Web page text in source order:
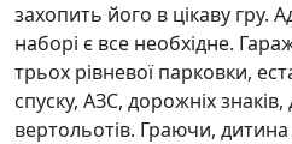
захопить його в цікаву гру.
наборі є все необхідне.
трьох рівневої парковки,
спуску, АЗС, дорожніх
вертольотів. Граючи, дитина